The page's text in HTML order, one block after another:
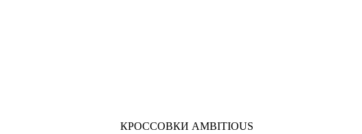
КРОССОВКИ AMBITIOUS